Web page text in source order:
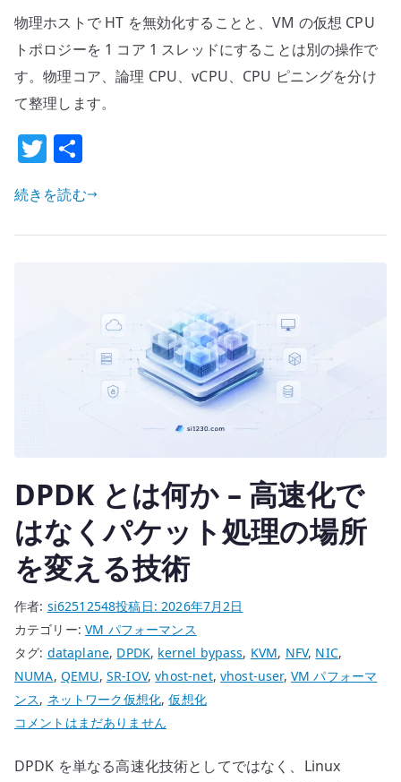
ホ
ス
ト
と
想
マ
シ
の
か
の
物理ホストで HT を無効化することと、VM の仮想 CPU
トポロジーを 1 コア 1 スレッドにすることは別の操作で
す。物理コア、論理 CPU、vCPU、CPU ピニングを分け
て整理します。
T
w
it
te
続きを読む
DPDK とは何か – 高速化で
はなくパケット処理の場所
を変える技術
作者: si62512548投稿日:2026年7月2日
カテゴリー:VM パフォーマンス
タグ: dataplane, DPDK, kernel bypass, KVM, NFV, NIC,
NUMA, QEMU, SR-IOV,vhost-net,vhost-user, VM パフォーマ
ンス, ネットワーク仮想化,仮想化
DPDK
は
コメントはまだありません
DPDK を単なる高速化技術としてではなく、Linux